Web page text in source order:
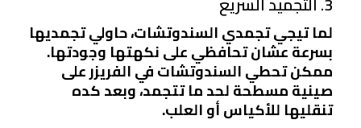
لما تيجي تجمدي السندوتشات، حاولي تجمديها
بسرعة عشان تحافظي على نكهتها وجودتها.
ممكن تحطي السندوتشات في الفريزر على
صينية مسطحة لحد ما تتجمد، وبعد كده
تنقليها للأكياس أو العلب.